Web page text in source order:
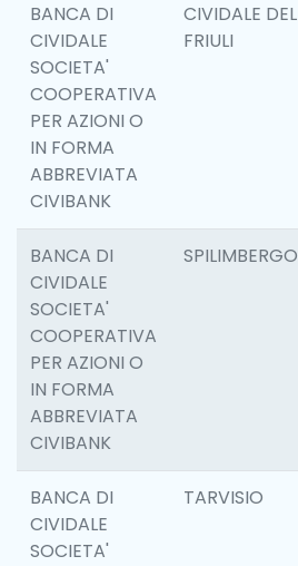
BANCA DI
CIVIDALE
SOCIETA'
COOPERATIVA
PER AZIONI O
IN FORMA
ABBREVIATA
CIVIBANK
CIVIDALE DEL
FRIULI
BANCA DI
CIVIDALE
SOCIETA'
COOPERATIVA
PER AZIONI O
IN FORMA
ABBREVIATA
CIVIBANK
SPILIMBERGO
BANCA DI
CIVIDALE
SOCIETA'
TARVISIO